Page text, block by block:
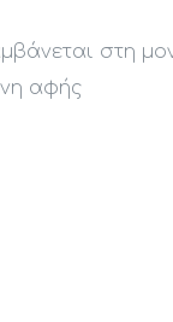
στη
αφής